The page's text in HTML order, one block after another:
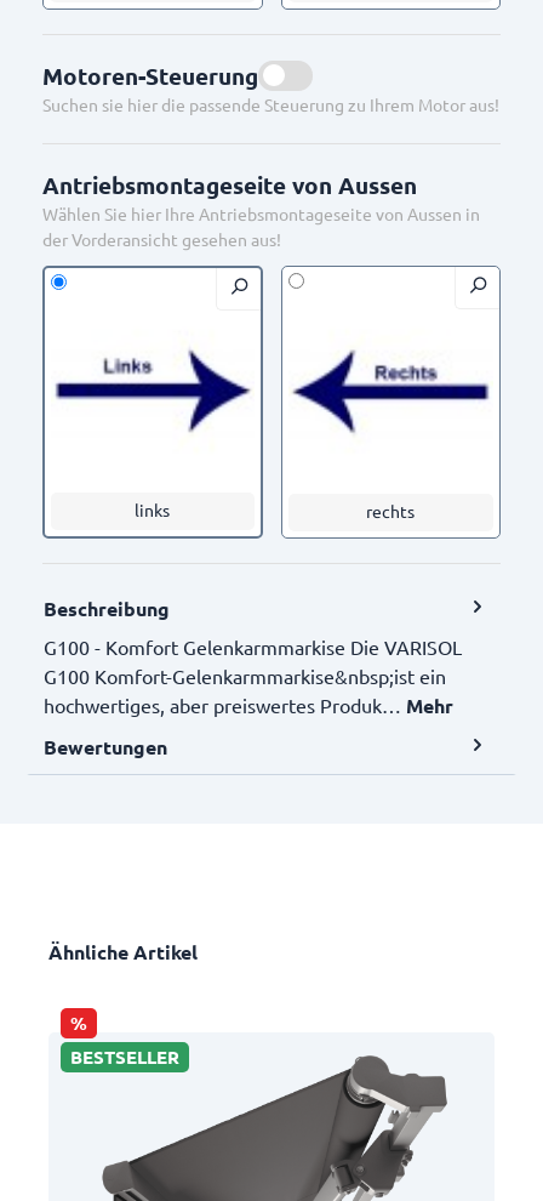
TK23-8090/400 TK23-8097/400
TK23-8097/415 TK23-8151/495
TK23-8929/400
Motoren-Steuerung
Suchen sie hier die passende Steuerung zu Ihrem Motor aus!
Antriebsmontageseite von Aussen
Wählen Sie hier Ihre Antriebsmontageseite von Aussen in
der Vorderansicht gesehen aus!
links rechts
Beschreibung
G100 - Komfort Gelenkarmmarkise Die VARISOL
G100 Komfort-Gelenkarmmarkise&nbsp;ist ein
hochwertiges, aber preiswertes Produk… Mehr
Bewertungen
Ähnliche Artikel
%
BESTSELLER